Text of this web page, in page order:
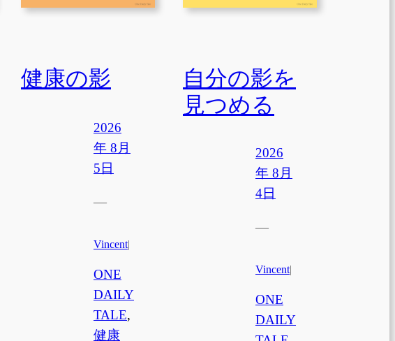
健康の影
2026
年 8月
5日
—
Vincent|
ONE
DAILY
TALE
健康
自分の影を
見つめる
2026
年 8月
4日
—
Vincent|
ONE
DAILY